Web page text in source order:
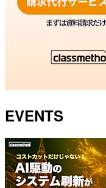
EVENTS